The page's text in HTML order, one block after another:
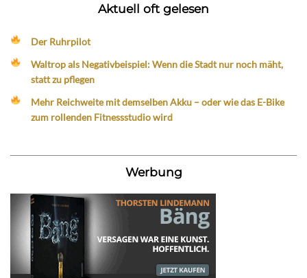
Aktuell oft gelesen
Der Ruhrpilot
Waltrop als Negativbeispiel: Wenn die Stadt nur noch mäht,
statt zu pflegen
Mehr Reichweite mit demselben Akku – oder wie das E-Bike
zum rollenden Fitnessstudio wird
Werbung